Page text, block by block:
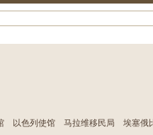
以色列使馆 马拉维移民局 埃塞俄